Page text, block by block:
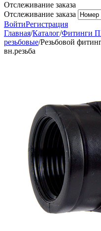
Отслеживание заказа
Отслеживание заказа
ВойтиРегистрация
Главная/Каталог/Фитинги
резьбовые/Резьбовой
вн.резьба